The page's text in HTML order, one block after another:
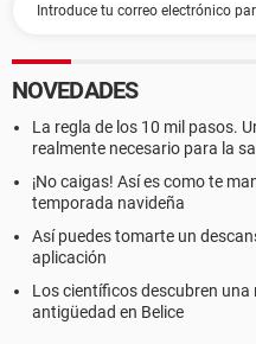
NOVEDADES
La regla de los 10 mil pasos.
realmente necesario para la
¡No caigas! Así es como te
temporada navideña
Así puedes tomarte un
aplicación
Los científicos descubren una
antigüedad en Belice